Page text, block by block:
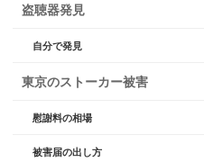
盗聴器発見
自分で発見
東京のストーカー被害
慰謝料の相場
被害届の出し方